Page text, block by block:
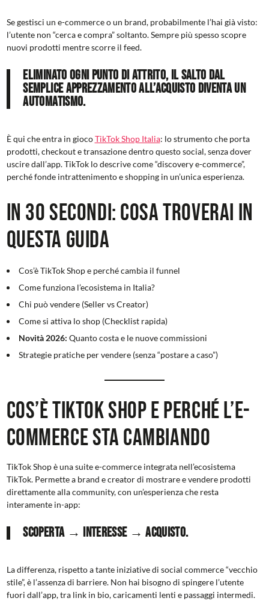
Se gestisci un e-commerce o un brand, probabilmente l’hai già visto:
l’utente non “cerca e compra” soltanto. Sempre più spesso scopre
nuovi prodotti mentre scorre il feed.
Eliminato ogni punto di attrito, il salto dal
semplice apprezzamento all’acquisto diventa un
automatismo.
È qui che entra in giocoTikTok Shop Italia: lo strumento che porta
prodotti, checkout e transazione dentro questo social, senza dover
uscire dall’app. TikTok lo descrive come “discovery e-commerce”,
perché fonde intrattenimento e shopping in un’unica esperienza.
In 30 secondi: cosa troverai in
questa guida
Cos’è TikTok Shop e perché cambia il funnel
Come funziona l’ecosistema in Italia?
Chi può vendere (Seller vs Creator)
Come si attiva lo shop (Checklist rapida)
Novità 2026: Quanto costa e le nuove commissioni
Strategie pratiche per vendere (senza “postare a caso”)
Cos’è TikTok Shop e perché l’e-
commerce sta cambiando
TikTok Shop è una suite e-commerce integrata nell’ecosistema
TikTok. Permette a brand e creator di mostrare e vendere prodotti
direttamente alla community, con un’esperienza che resta
interamente in-app:
scoperta → interesse → acquisto.
La differenza, rispetto a tante iniziative di social commerce “vecchio
stile”, è l’assenza di barriere. Non hai bisogno di spingere l’utente
fuori dall’app, tra link in bio, caricamenti lenti e passaggi intermedi.